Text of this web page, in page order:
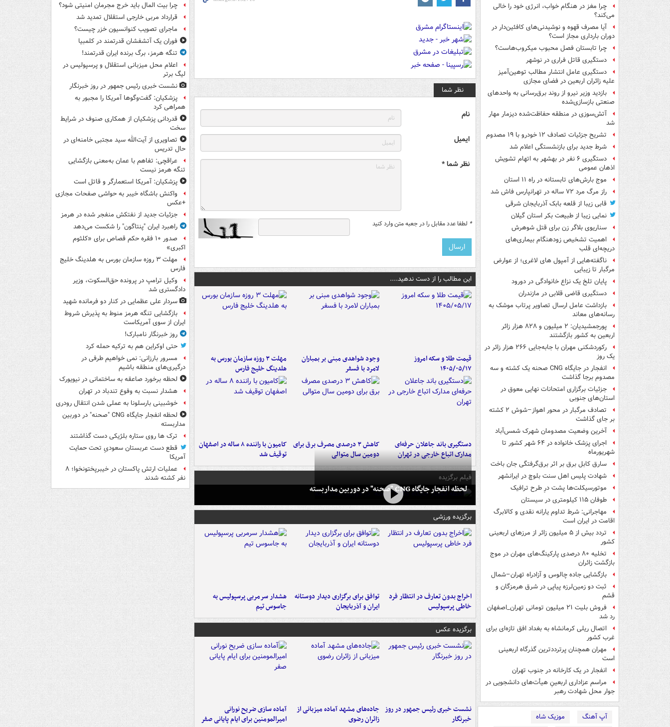
چرا مغز در هنگام خواب، انرژی خود را خالی
می‌کند؟
آیا مصرف قهوه و نوشیدنی‌های کافئین‌دار در
دوران بارداری مجاز است؟
چرا تابستان فصل محبوب میکروب‌هاست؟
دستگیری قاتل فراری در نوشهر
دستگیری عامل انتشار مطالب توهین‌آمیز
علیه زائران اربعین در فضای مجازی
بازدید وزیر نیرو از روند برق‌رسانی به واحدهای
صنعتی بازسازی‌شده
آتش‌سوزی در منطقه حفاظت‌شده دیزمار مهار
شد
تشریح جزئیات تصادف ۱۲ خودرو با ۱۹ مصدوم
شرط جدید برای بازنشستگی اعلام شد
دستگیری ۶ نفر در بهشهر به اتهام تشویش
اذهان عمومی
موج بارش‌های تابستانه در راه ۱۱ استان
راز مرگ مرد ۷۲ ساله در تهرانپارس فاش شد
قابی زیبا از قلعه بابک آذربایجان شرقی
نمایی زیبا از طبیعت بکر استان گیلان
سناریوی بلاگر زن برای قتل شوهرش
اهمیت تشخیص زودهنگام بیماری‌های
دریچه‌ای قلب
ناگفته‌هایی از آمپول های لاغری؛ از عوارض
مرگبار تا زیبایی
پایان تلخ یک نزاع خانوادگی در دورود
دستگیری قاضی قلابی در مازندران
بازداشت عامل ارسال تصاویر پرتاب موشک به
رسانه‌های معاند
پورجمشیدیان: ۲ میلیون و ۸۲۸ هزار زائر
اربعین به کشور بازگشتند
رکوردشکنی مهران با جابه‌جایی ۲۶۶ هزار زائر در
یک روز
انفجار در جایگاه CNG صحنه یک کشته و سه
مصدوم برجا گذاشت
جزئیات برگزاری امتحانات نهایی معوق در
استان‌های جنوبی
تصادف مرگبار در محور اهواز–شوش ۲ کشته
بر جای گذاشت
آخرین وضعیت مصدومان شهرک شمس‌آباد
اجرای پزشک خانواده در ۶۴ شهر کشور تا
شهریورماه
سارق کابل برق بر اثر برق‌گرفتگی جان باخت
شهادت پلیس اهل سنت بلوچ در ایرانشهر
موتورسیکلت‌ها پشت درِ طرح ترافیک
طوفان ۱۱۵ کیلومتری در سیستان
مهاجرانی: شرط تداوم یارانه نقدی و کالابرگ
اقامت در ایران است
تردد بیش از ۵ میلیون زائر از مرزهای اربعینی
کشور
تخلیه ۸۰ درصدی پارکینگ‌های مهران در موج
بازگشت زائران
بازگشایی جاده چالوس و آزادراه تهران–شمال
ثبت دو زمین‌لرزه پیاپی در شرق هرمزگان و
قشم
فروش بلیت ۲۱ میلیون تومانی تهران_اصفهان
رد شد
اتصال ریلی کرمانشاه به بغداد افق تازه‌ای برای
غرب کشور
مهران همچنان پرترددترین گذرگاه اربعینی
است
انفجار در یک کارخانه در جنوب تهران
مراسم عزاداری اربعینِ هیأت‌های دانشجویی در
جوار محل شهادت رهبر
آپ آهنگ موزیک شاه
نظر شما
نام
ایمیل
نظر شما *
* لطفا عدد مقابل را در جعبه متن وارد کنید
این مطالب را از دست ندهید....
قیمت طلا و سکه امروز
۱۴۰۵/۰۵/۱۷
وجود شواهدی مبنی بر بمباران
لامرد با فسفر
مهلت ۳ روزه سازمان بورس به
هلدینگ خلیج فارس
دستگیری باند جاعلان حرفه‌ای
مدارک اتباع خارجی در تهران
کاهش ۳ درصدی مصرف برق برای
دومین سال متوالی
کامیون با راننده ۸ ساله در اصفهان
توقیف شد
فیلم برگزیده
لحظه انفجار جایگاه CNG "صحنه" در دوربین مداربسته
برگزیده ورزشی
اخراج بدون تعارف در انتظار فرد
خاطی پرسپولیس
توافق برای برگزاری دیدار دوستانه
ایران و آذربایجان
هشدار سرمربی پرسپولیس به
جاسوس تیم
برگزیده عکس
نشست خبری رئیس جمهور در روز
خبرنگار
جاده‌های مشهد آماده میزبانی از
زائران رضوی
آماده سازی ضریح نورانی
امیرالمومنین برای ایام پایانی صفر
چرا بیت المال باید خرج مجرمان امنیتی شود؟
قرارداد مربی خارجی استقلال تمدید شد
ماجرای تصویب کنوانسیون خزر چیست؟
فوران یک آتشفشان قدرتمند در کلمبیا
تنگه هرمز، برگ برنده ایران قدرتمند!
اعلام محل میزبانی استقلال و پرسپولیس در
لیگ برتر
نشست خبری رئیس جمهور در روز خبرنگار
پزشکیان: گفت‌وگوها آمریکا را مجبور به
همراهی کرد
قدردانی پزشکیان از همکاری صنوف در شرایط
سخت
تصاویری از آیت‌الله سید مجتبی خامنه‌ای در
حال تدریس
عراقچی: تفاهم با عمان به‌معنی بازگشایی
تنگه هرمز نیست
پزشکیان: آمریکا استعمارگر و قاتل است
واکنش باشگاه خیبر به حواشی صفحات مجازی
+عکس
جزئیات جدید از نفتکش منفجر شده در هرمز
راهبرد ایران "پنتاگون" را شکست می‌دهد
صدور ۱۰ فقره حکم قصاص برای «کلثوم
اکبری»
مهلت ۳ روزه سازمان بورس به هلدینگ خلیج
فارس
وکیل ترامپ در پرونده حق‌السکوت، وزیر
دادگستری شد
سردار علی عظمایی در کنار دو فرمانده شهید
بازگشایی تنگه هرمز منوط به پذیرش شروط
ایران از سوی آمریکاست
روز خبرنگار نامبارک!
حتی اوکراین هم به ترکیه حمله کرد
مسرور بارزانی: نمی خواهیم طرفی در
درگیری‌های منطقه باشیم
لحظه برخورد صاعقه به ساختمانی در نیویورک
هشدار نسبت به وفوع تندباد در تهران
خوشبینی بارسلونا به عملی شدن انتقال رودری
لحظه انفجار جایگاه CNG "صحنه" در دوربین
مداربسته
ترک ها روی ستاره بلژیکی دست گذاشتند
قطع دست عربستان سعودیِ تحت حمایت
آمریکا
عملیات ارتش پاکستان در خیبرپختونخوا؛ ۸
نفر کشته شدند